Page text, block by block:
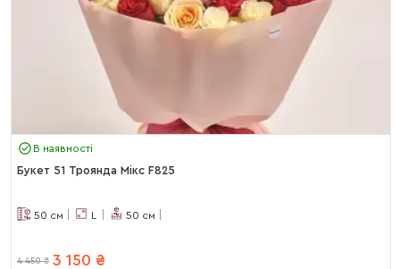
В наявності
Букет 51 Троянда Мікс F825
50 см L 50 см
4 450 ₴ 3 150 ₴